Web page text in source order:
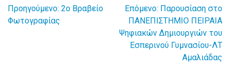
Πλοήγηση
Προηγούμενο: 2o Βραβείο
Φωτογραφίας
Επόμενο: Παρουσίαση στο
ΠΑΝΕΠΙΣΤΗΜΙΟ ΠΕΙΡΑΙΑ
Ψηφιακών Δημιουργιών του
Εσπερινού Γυμνασίου-ΛΤ
Αμαλιάδας